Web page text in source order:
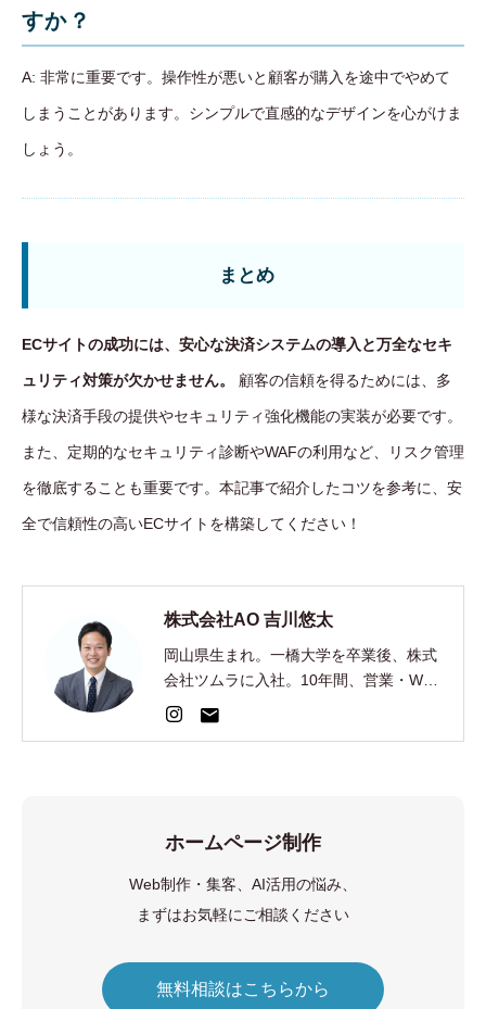
すか？
A: 非常に重要です。操作性が悪いと顧客が購入を途中でやめて
しまうことがあります。シンプルで直感的なデザインを心がけま
しょう。
まとめ
ECサイトの成功には、安心な決済システムの導入と万全なセキ
ュリティ対策が欠かせません。 顧客の信頼を得るためには、多
様な決済手段の提供やセキュリティ強化機能の実装が必要です。
また、定期的なセキュリティ診断やWAFの利用など、リスク管理
を徹底することも重要です。本記事で紹介したコツを参考に、安
全で信頼性の高いECサイトを構築してください！
株式会社AO 吉川悠太
岡山県生まれ。一橋大学を卒業後、株式
会社ツムラに入社。10年間、営業・Web
集客・AI開発を経験。2024年、EC制
作・集客の株式会社AOを創業。
ホームページ制作
Web制作・集客、AI活用の悩み、
まずはお気軽にご相談ください
無料相談はこちらから